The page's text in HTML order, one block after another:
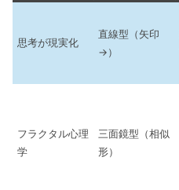
思考が現実化
直線型（矢印
→）
フラクタル心理
学
三面鏡型（相似
形）